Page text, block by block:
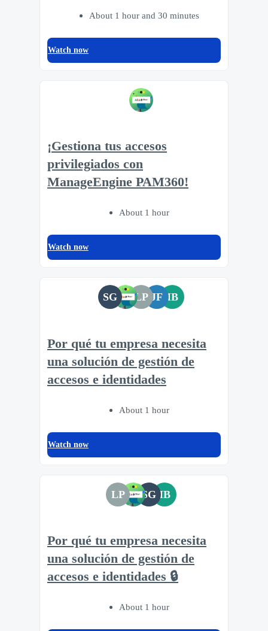
About 1 hour and 30 minutes
Watch now
¡Gestiona tus accesos
privilegiados con
ManageEngine PAM360!
About 1 hour
Watch now
SG LP JF IB
Por qué tu empresa necesita
una solución de gestión de
accesos e identidades
About 1 hour
Watch now
LP SG IB
Por qué tu empresa necesita
una solución de gestión de
accesos e identidades 🔒
About 1 hour